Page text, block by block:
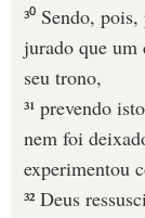
³⁰ Sendo,
jurado que um
seu trono,
³¹ prevendo
nem foi
experimentou
³² Deus